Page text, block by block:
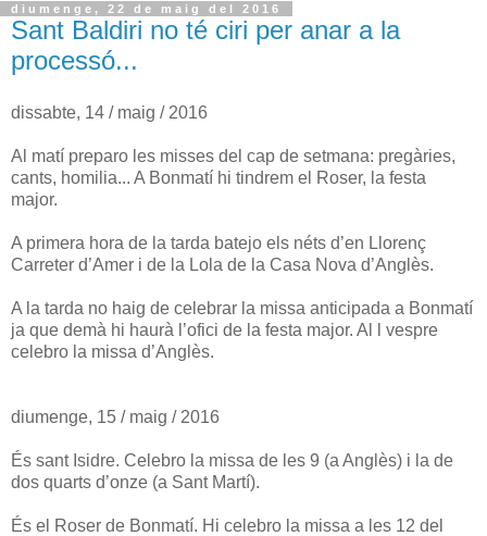
diumenge, 22 de maig del 2016
Sant Baldiri no té ciri per anar a la
processó...
dissabte, 14 / maig / 2016
Al matí preparo les misses del cap de setmana: pregàries,
cants, homilia... A Bonmatí hi tindrem el Roser, la festa
major.
A primera hora de la tarda batejo els néts d’en Llorenç
Carreter d’Amer i de la Lola de la Casa Nova d’Anglès.
A la tarda no haig de celebrar la missa anticipada a Bonmatí
ja que demà hi haurà l’ofici de la festa major. Al l vespre
celebro la missa d’Anglès.
diumenge, 15 / maig / 2016
És sant Isidre. Celebro la missa de les 9 (a Anglès) i la de
dos quarts d’onze (a Sant Martí).
És el Roser de Bonmatí. Hi celebro la missa a les 12 del